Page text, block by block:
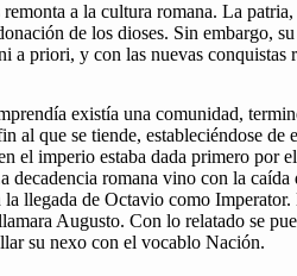
a la cultura romana. La patria,
de los dioses. Sin embargo,
a priori, y con las nuevas conquistas
existía una comunidad,
al que se tiende, estableciéndose de
el imperio estaba dada primero por
decadencia romana vino con la
llegada de Octavio como Imperator.
Augusto. Con lo relatado se
su nexo con el vocablo Nación.